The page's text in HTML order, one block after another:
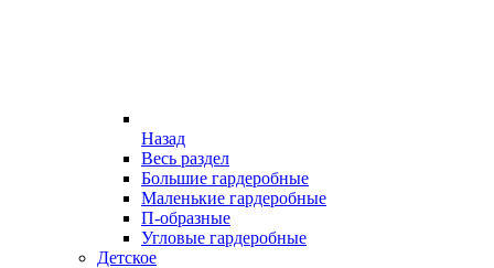
Назад
Весь раздел
Большие гардеробные
Маленькие гардеробные
П-образные
Угловые гардеробные
Детское